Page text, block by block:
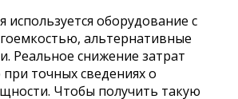
используется оборудование с
альтернативные
Реальное снижение затрат
точных сведениях о
Чтобы получить такую